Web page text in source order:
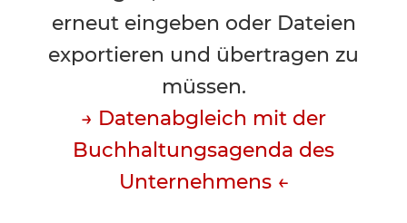
erneut eingeben oder Dateien
exportieren und übertragen zu
müssen.
→ Datenabgleich mit der
Buchhaltungsagenda des
Unternehmens ←